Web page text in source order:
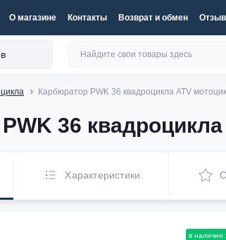
О магазине Контакты Возврат и обмен
Карбюратор PWK 36 квадроцикла ATV
36
Характеристики
в наличии: